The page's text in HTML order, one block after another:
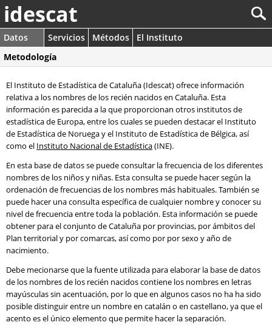
idescat
Datos Servicios Métodos
El Instituto
Metodología
El Instituto de Estadística de Cataluña (Idescat) ofrece información
relativa a los nombres de los recién nacidos en Cataluña. Esta
información es parecida a la que proporcionan otros institutos de
estadística de Europa, entre los cuales se pueden destacar el Instituto
de Estadística de Noruega y el Instituto de Estadística de Bélgica, así
como el Instituto Nacional de Estadística(INE).
En esta base de datos se puede consultar la frecuencia de los diferentes
nombres de los niños y niñas. Esta consulta se puede hacer según la
ordenación de frecuencias de los nombres más habituales. También se
puede hacer una consulta específica de cualquier nombre y conocer su
nivel de frecuencia entre toda la población. Esta información se puede
obtener para el conjunto de Cataluña por provincias, por ámbitos del
Plan territorial y por comarcas, así como por por sexo y año de
nacimiento.
Debe mecionarse que la fuente utilizada para elaborar la base de datos
de los nombres de los recién nacidos contiene los nombres en letras
mayúsculas sin acentuación, por lo que en algunos casos no ha ha sido
posible distinguir entre un nombre en catalán o en castellano, ya que el
acento es el único elemento que permite hacer la separación.